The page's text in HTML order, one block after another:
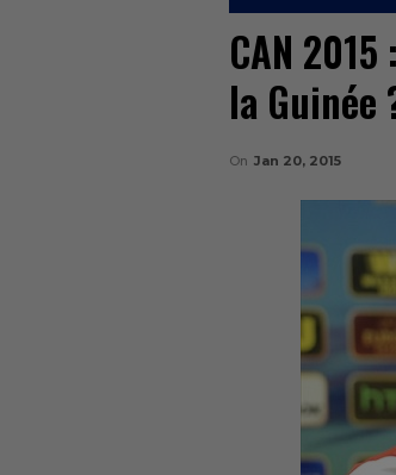
CAN
la Guinée
On Jan 20, 2015